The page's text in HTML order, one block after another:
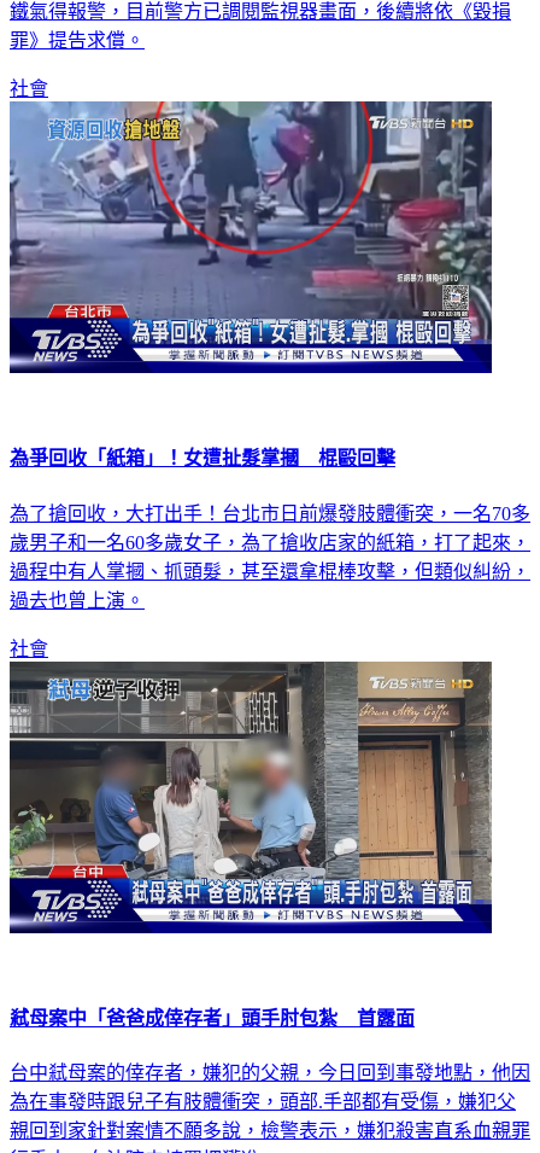
鐵氣得報警，目前警方已調閱監視器畫面，後續將依《毀損
罪》提告求償。
社會
為爭回收「紙箱」！女遭扯髮掌摑 棍毆回擊
為了搶回收，大打出手！台北市日前爆發肢體衝突，一名70多
歲男子和一名60多歲女子，為了搶收店家的紙箱，打了起來，
過程中有人掌摑、抓頭髮，甚至還拿棍棒攻擊，但類似糾紛，
過去也曾上演。
社會
弒母案中「爸爸成倖存者」頭手肘包紮 首露面
台中弒母案的倖存者，嫌犯的父親，今日回到事發地點，他因
為在事發時跟兒子有肢體衝突，頭部.手部都有受傷，嫌犯父
親回到家針對案情不願多說，檢警表示，嫌犯殺害直系血親罪